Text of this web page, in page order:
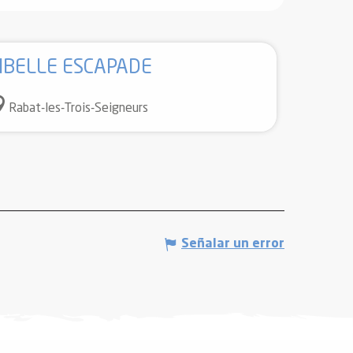
ESCAPADE
Rabat-les-Trois-Seigneurs
Señalar un error